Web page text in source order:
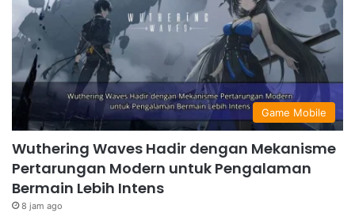
Game Mobile
Wuthering Waves Hadir dengan Mekanisme
Pertarungan Modern untuk Pengalaman
Bermain Lebih Intens
8 jam ago